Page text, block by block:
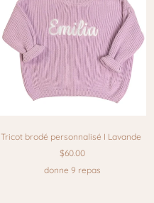
Tricot brodé personnalisé I Lavande
$60.00
donne 9 repas